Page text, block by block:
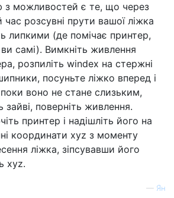
з можливостей є те, що через
час розсувні прути вашої ліжка
липкими (де помічає принтер,
самі). Вимкніть живлення
розпиліть windex на стержні
посуньте ліжко вперед і
воно не стане слизьким,
зайві, поверніть живлення.
принтер і надішліть його на
координати xyz з моменту
ліжка, зіпсувавши його
xyz.
— Ян